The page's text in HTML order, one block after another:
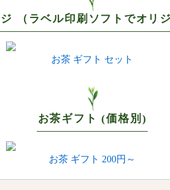
（ラベル印刷ソフトでオリ
お茶 ギフト セット
お茶ギフト (価格別)
お茶 ギフト 200円～